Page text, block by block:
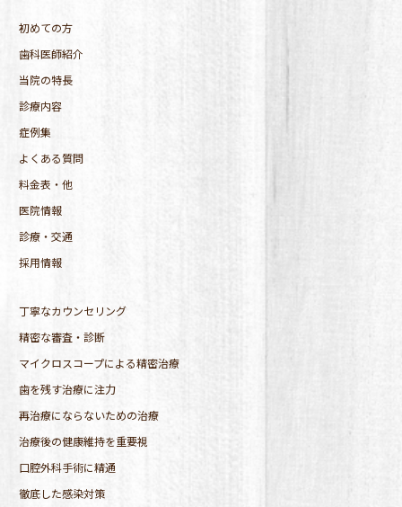
初めての方
歯科医師紹介
当院の特長
診療内容
症例集
よくある質問
料金表・他
医院情報
診療・交通
採用情報
丁寧なカウンセリング
精密な審査・診断
マイクロスコープによる精密治療
歯を残す治療に注力
再治療にならないための治療
治療後の健康維持を重要視
口腔外科手術に精通
徹底した感染対策